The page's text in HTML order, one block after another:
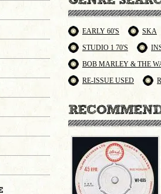
EARLY 60'S
SKA
STUDIO 1 70'S
BOB MARLEY & THE
RE-ISSUE USED